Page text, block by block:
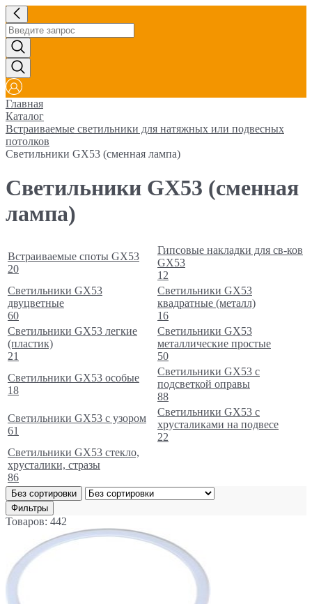
Главная
Каталог
Встраиваемые светильники для натяжных или подвесных
потолков
Светильники GX53 (сменная лампа)
Светильники GX53 (сменная
лампа)
Встраиваемые споты GX53
20
Гипсовые накладки для св-ков
GX53
12
Светильники GX53
двуцветные
60
Светильники GX53
квадратные (металл)
16
Светильники GX53 легкие
(пластик)
21
Светильники GX53
металлические простые
50
Светильники GX53 особые
18
Светильники GX53 с
подсветкой оправы
88
Светильники GX53 с узором
61
Светильники GX53 с
хрусталиками на подвесе
22
Светильники GX53 стекло,
хрусталики, стразы
86
Без сортировки
Фильтры
Товаров: 442